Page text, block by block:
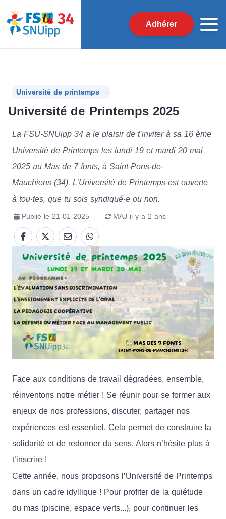
Adhérer
Université de printemps →
Université de Printemps 2025
La FSU-SNUipp 34 a le plaisir de t’inviter à sa 16 ème
Université de Printemps les lundi 19 et mardi 20 mai
2025 au Mas de 7 fonts, à Saint-Pons-de-
Mauchiens (34). L’Université de Printemps est ouverte
à tou·tes, que tu sois syndiqué·e ou non.
Publié le 21-01-2025 - MAJ il y a 2 ans
Face aux conditions de travail dégradées, ensemble,
réinventons notre métier ! Se réunir pour se former aux
enjeux de nos professions, discuter, partager nos
expériences est essentiel. Cela permet de construire la
solidarité et de redonner du sens. Alors n’hésite plus à
t’inscrire !
Cette année, nous proposons l’Université de Printemps
dans un cadre idyllique ! Pour profiter de la quiétude
du mas (piscine, espace verts...), pour continuer les